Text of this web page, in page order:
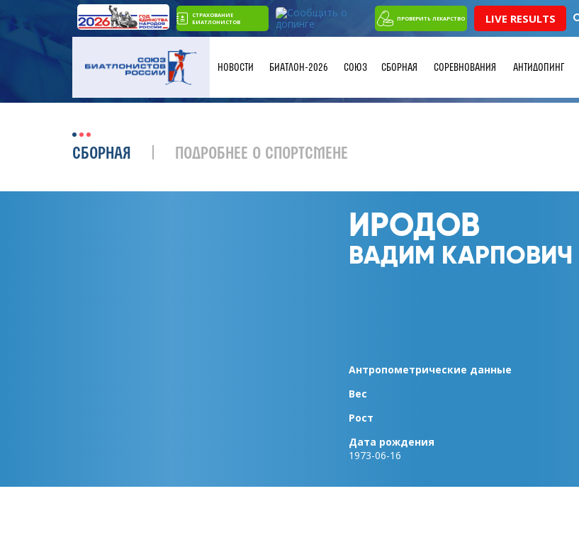
СТРАХОВАНИЕ
БИАТЛОНИСТОВ
ПРОВЕРИТЬ ЛЕКАРСТВО LIVE RESULTS
НОВОСТИ БИАТЛОН-2026 СОЮЗ СБОРНАЯ СОРЕВНОВАНИЯ АНТИДОПИНГ
СБОРНАЯ ПОДРОБНЕЕ О СПОРТСМЕНЕ
ИРОДОВ
ВАДИМ КАРПОВИЧ
Антропометрические данные
Вес
Рост
Дата рождения
1973-06-16